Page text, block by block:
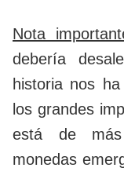
Nota
debería
historia nos
los grandes
está de
monedas